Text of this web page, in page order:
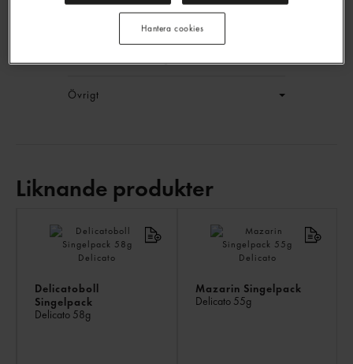
Övrigt
Liknande produkter
Delicatoboll
Singelpack
Delicato 58g
Mazarin Singelpack
Delicato 55g
Hantera cookies